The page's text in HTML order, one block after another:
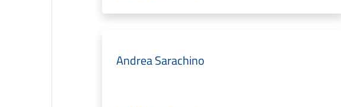
Andrea Sarachino